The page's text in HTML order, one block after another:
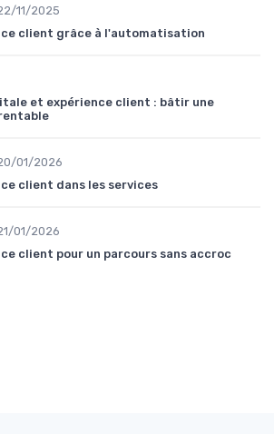
11/2025
client grâce à l'automatisation
et expérience client : bâtir une
01/2026
client dans les services
01/2026
client pour un parcours sans accroc